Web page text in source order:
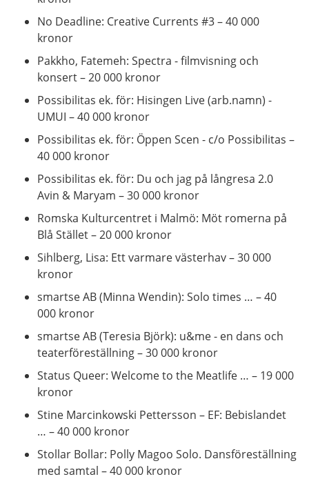
No Deadline: Creative Currents #3 – 40 000
kronor
Pakkho, Fatemeh: Spectra - filmvisning och
konsert – 20 000 kronor
Possibilitas ek. för: Hisingen Live (arb.namn) -
UMUI – 40 000 kronor
Possibilitas ek. för: Öppen Scen - c/o Possibilitas –
40 000 kronor
Possibilitas ek. för: Du och jag på långresa 2.0
Avin & Maryam – 30 000 kronor
Romska Kulturcentret i Malmö: Möt romerna på
Blå Stället – 20 000 kronor
Sihlberg, Lisa: Ett varmare västerhav – 30 000
kronor
smartse AB (Minna Wendin): Solo times … – 40
000 kronor
smartse AB (Teresia Björk): u&me - en dans och
teaterföreställning – 30 000 kronor
Status Queer: Welcome to the Meatlife … – 19 000
kronor
Stine Marcinkowski Pettersson – EF: Bebislandet
… – 40 000 kronor
Stollar Bollar: Polly Magoo Solo. Dansföreställning
med samtal – 40 000 kronor